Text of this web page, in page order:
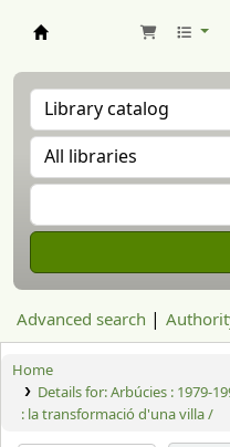
Advanced search
Home
Details for:Arbúcies : 1979-
: la transformació d'una villa /